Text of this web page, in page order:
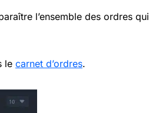
l’ensemble des ordres qui
le carnet d’ordres.